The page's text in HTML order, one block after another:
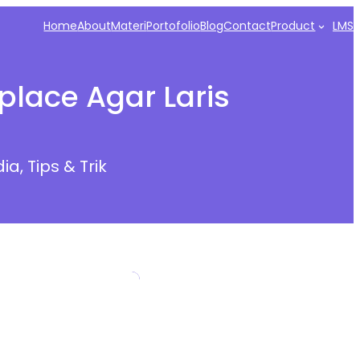
HomeAboutMateriPortofolioBlogContactProduct LMS
Agar Laris
, Tips & Trik